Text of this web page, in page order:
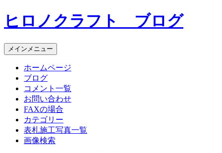
コ
ン
ン
ツ
ヒロノクラフト ブログ
メインメニュー
ホームページ
ブログ
コメント一覧
お問い合わせ
FAXの場合
カテゴリー
表札施工写真一覧
画像検索